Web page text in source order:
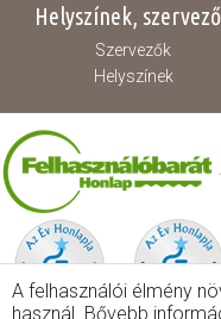
Helyszínek,
Szervezők
Helyszínek
A felhasználói élmény
használ. Bővebb